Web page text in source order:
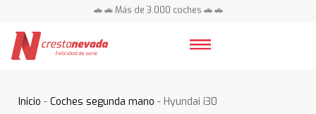
🚗 🚗 Más de 3.000 coches 🚗 🚗
Inicio -Coches segunda mano - Hyundai i30